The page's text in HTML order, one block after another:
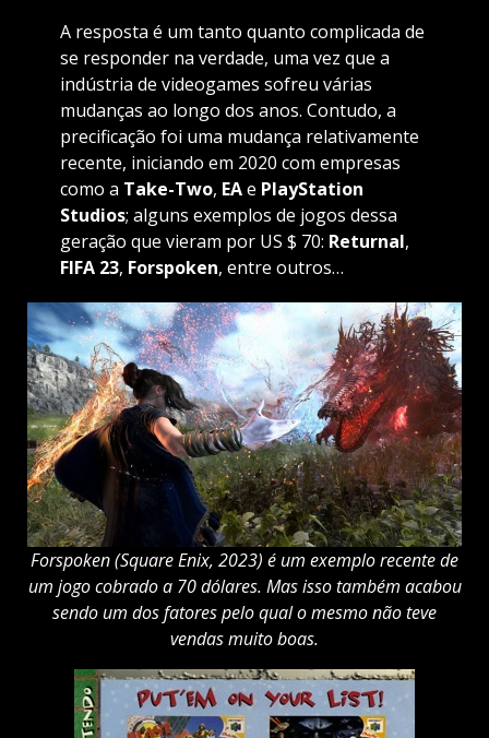
A resposta é um tanto quanto complicada de
se responder na verdade, uma vez que a
indústria de videogames sofreu várias
mudanças ao longo dos anos. Contudo, a
precificação foi uma mudança relativamente
recente, iniciando em 2020 com empresas
como a Take-Two, EAe PlayStation
Studios; alguns exemplos de jogos dessa
geração que vieram por US $ 70: Returnal,
FIFA 23, Forspoken, entre outros…
Forspoken (Square Enix, 2023) é um exemplo recente de
um jogo cobrado a 70 dólares. Mas isso também acabou
sendo um dos fatores pelo qual o mesmo não teve
vendas muito boas.